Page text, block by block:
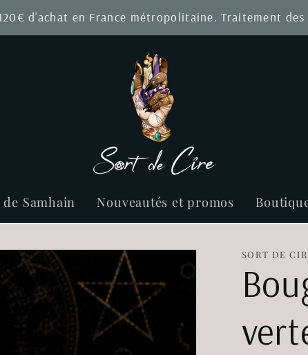
d'achat en France métropolitaine. Traitement des
Samhain Nouveautés et promos
SORT DE